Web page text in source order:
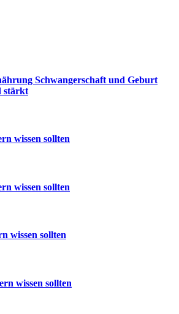
Schwangerschaft und Geburt
stärkt
wissen sollten
wissen sollten
wissen sollten
wissen sollten